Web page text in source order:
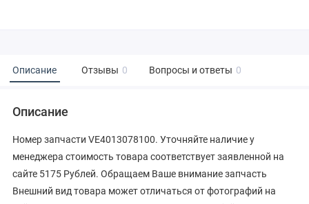
Описание Отзывы 0 Вопросы и ответы 0
Описание
Номер запчасти VE4013078100. Уточняйте наличие у
менеджера стоимость товара соответствует заявленной на
сайте 5175 Рублей. Обращаем Ваше внимание запчасть
Внешний вид товара может отличаться от фотографий на